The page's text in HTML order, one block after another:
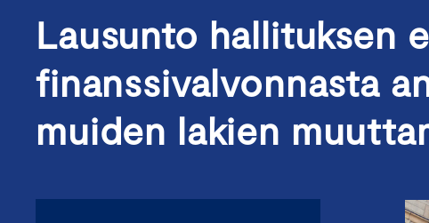
Lausunto hallituksen
finanssivalvonnasta
muiden lakien